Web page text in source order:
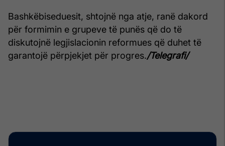
Bashkëbiseduesit, shtojnë nga atje, ranë dakord
për formimin e grupeve të punës që do të
diskutojnë legjislacionin reformues që duhet të
garantojë përpjekjet për progres./Telegrafi/